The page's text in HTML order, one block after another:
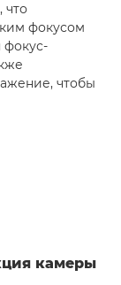
что
фокусом
фокус-
чтобы
камеры